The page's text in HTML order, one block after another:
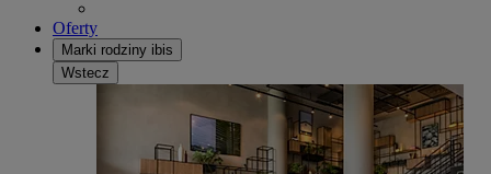
Oferty
Marki rodziny ibis
Wstecz